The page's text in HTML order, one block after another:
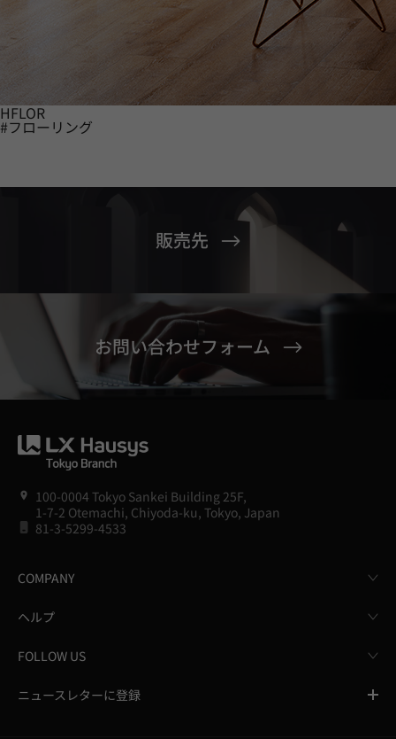
HFLOR
#フローリング
販売先
お問い合わせフォーム
100-0004 Tokyo Sankei Building 25F,
1-7-2 Otemachi, Chiyoda-ku, Tokyo, Japan
81-3-5299-4533
COMPANY
ヘルプ
FOLLOW US
ニュースレターに登録